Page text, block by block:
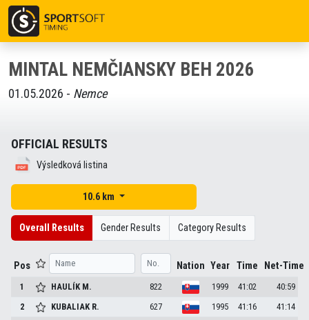
MINTAL NEMČIANSKY BEH 2026
01.05.2026 - Nemce
OFFICIAL RESULTS
Výsledková listina
10.6 km
Overall Results Gender Results Category Results
Pos Nation Year Time Net-Time
1 HAULÍK M. 822 1999 41:02
40:59
2
KUBALIAK R. 627 1995 41:16
41:14